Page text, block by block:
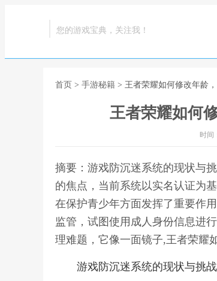
您的游戏宝典，关注我！
首页 > 手游秘籍 > 王者荣耀如何修改年龄
王者荣耀如何
时间
摘要：游戏防沉迷系统的现状与
的焦点，当前系统以实名认证为
在保护青少年方面发挥了重要作
监管，试图使用成人身份信息进
理难题，它像一面镜子,王者荣耀
游戏防沉迷系统的现状与挑战